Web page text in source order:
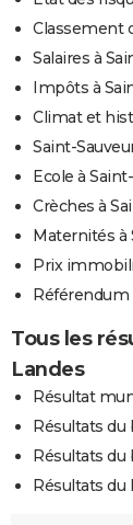
Classement
Salaires à
Impôts à
Climat et
Saint-
Ecole à
Crèches à
Maternités à
Prix
Référendum
Tous les
Landes
Résultat
Résultats du
Résultats du
Résultats du